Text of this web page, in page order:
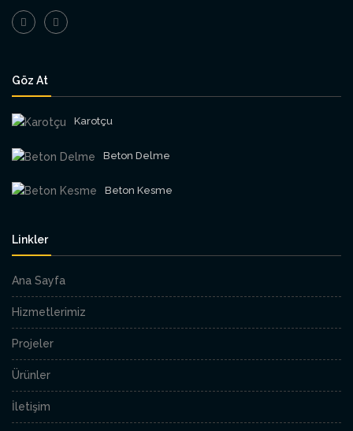
Göz At
Karotçu
Beton Delme
Beton Kesme
Linkler
Ana Sayfa
Hizmetlerimiz
Projeler
Ürünler
İletişim